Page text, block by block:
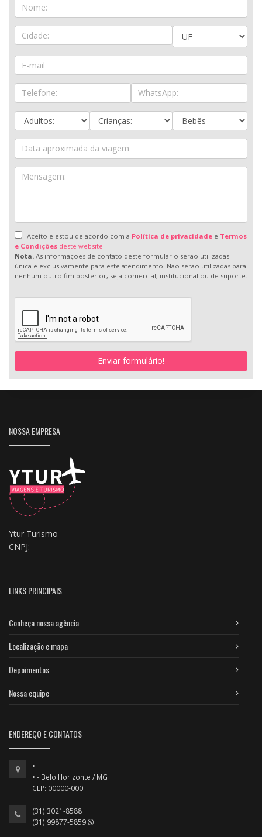
Aceito e estou de acordo com a Política de privacidadee Termos
e Condições deste website.
Nota. As informações de contato deste formulário serão utilizadas
única e exclusivamente para este atendimento. Não serão utilizadas para
nenhum outro fim posterior, seja comercial, institucional ou de suporte.
Enviar formulário!
NOSSA EMPRESA
Ytur Turismo
CNPJ:
LINKS PRINCIPAIS
Conheça nossa agência
Localização e mapa
Depoimentos
Nossa equipe
ENDEREÇO E CONTATOS
•
• - Belo Horizonte / MG
CEP: 00000-000
(31) 3021-8588
(31) 99877-5859